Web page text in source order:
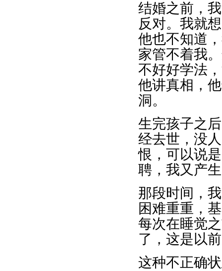
结婚之前，
反对。我就
他也不知道
家管不着我
不好好学法
他讲真相，
洞。
生完孩子之
经去世，没
恨，可以说
聘，我又产
那段时间，
困难重重，
每次在睡觉
了，这是以
这种不正确